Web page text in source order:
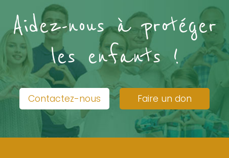
Aidez-nous à protéger
les enfants !
Contactez-nous Faire un don